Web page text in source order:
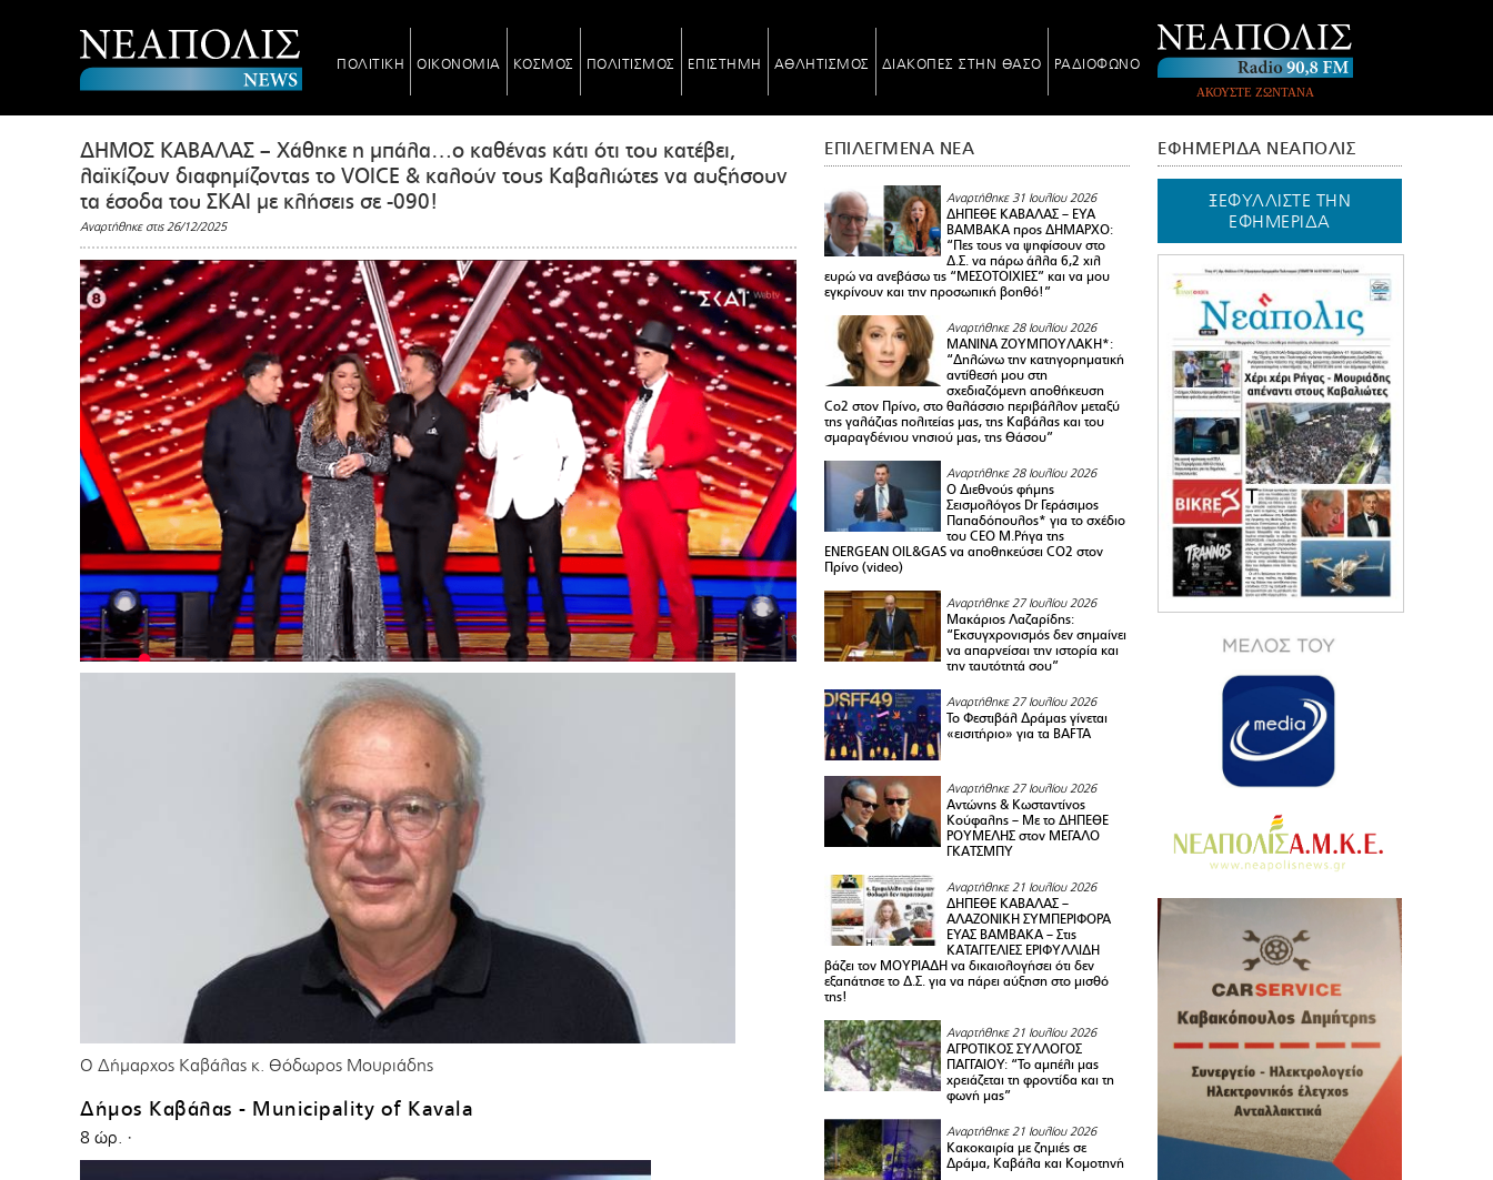
ΠΟΛΙΤΙΚΗ ΟΙΚΟΝΟΜΙΑ ΚΟΣΜΟΣ ΠΟΛΙΤΙΣΜΟΣ ΕΠΙΣΤΗΜΗ ΑΘΛΗΤΙΣΜΟΣ ΔΙΑΚΟΠΕΣ ΣΤΗΝ ΘΑΣΟ ΡΑΔΙΟΦΩΝΟ
ΑΚΟΥΣΤΕ ΖΩΝΤΑΝΑ
ΔΗΜΟΣ ΚΑΒΑΛΑΣ – Χάθηκε η μπάλα…ο καθένας κάτι ότι του κατέβει,
λαϊκίζουν διαφημίζοντας το VOICE & καλούν τους Καβαλιώτες να αυξήσουν
τα έσοδα του ΣΚΑΙ με κλήσεις σε -090!
Αναρτήθηκε στις 26/12/2025
Ο Δήμαρχος Καβάλας κ. Θόδωρος Μουριάδης
Δήμος Καβάλας - Municipality of Kavala
8 ώρ. ·
ΕΠΙΛΕΓΜΕΝΑ ΝΕΑ
Αναρτήθηκε 31 Ιουλίου 2026
ΔΗΠΕΘΕ ΚΑΒΑΛΑΣ – ΕΥΑ
ΒΑΜΒΑΚΑ προς ΔΗΜΑΡΧΟ:
“Πες τους να ψηφίσουν στο
Δ.Σ. να πάρω άλλα 6,2 χιλ
ευρώ να ανεβάσω τις “ΜΕΣΟΤΟΙΧΙΕΣ” και να μου
εγκρίνουν και την προσωπική βοηθό!”
Αναρτήθηκε 28 Ιουλίου 2026
ΜΑΝΙΝΑ ΖΟΥΜΠΟΥΛΑΚΗ*:
“Δηλώνω την κατηγορηματική
αντίθεσή μου στη
σχεδιαζόμενη αποθήκευση
Co2 στον Πρίνο, στο θαλάσσιο περιβάλλον μεταξύ
της γαλάζιας πολιτείας μας, της Καβάλας και του
σμαραγδένιου νησιού μας, της Θάσου”
Αναρτήθηκε 28 Ιουλίου 2026
Ο Διεθνούς φήμης
Σεισμολόγος Dr Γεράσιμος
Παπαδόπουλος* για το σχέδιο
του CEO M.Ρήγα της
ENERGEAN OIL&GAS να αποθηκεύσει CO2 στον
Πρίνο (video)
Αναρτήθηκε 27 Ιουλίου 2026
Μακάριος Λαζαρίδης:
“Εκσυγχρονισμός δεν σημαίνει
να απαρνείσαι την ιστορία και
την ταυτότητά σου”
Αναρτήθηκε 27 Ιουλίου 2026
Το Φεστιβάλ Δράμας γίνεται
«εισιτήριο» για τα BAFTA
Αναρτήθηκε 27 Ιουλίου 2026
Αντώνης & Κωσταντίνος
Κούφαλης – Με το ΔΗΠΕΘΕ
ΡΟΥΜΕΛΗΣ στον ΜΕΓΑΛΟ
ΓΚΑΤΣΜΠΥ
Αναρτήθηκε 21 Ιουλίου 2026
ΔΗΠΕΘΕ ΚΑΒΑΛΑΣ –
ΑΛΑΖΟΝΙΚΗ ΣΥΜΠΕΡΙΦΟΡΑ
ΕΥΑΣ ΒΑΜΒΑΚΑ – Στις
ΚΑΤΑΓΓΕΛΙΕΣ ΕΡΙΦΥΛΛΙΔΗ
βάζει τον ΜΟΥΡΙΑΔΗ να δικαιολογήσει ότι δεν
εξαπάτησε το Δ.Σ. για να πάρει αύξηση στο μισθό
της!
Αναρτήθηκε 21 Ιουλίου 2026
ΑΓΡΟΤΙΚΟΣ ΣΥΛΛΟΓΟΣ
ΠΑΓΓΑΙΟY: “Το αμπέλι μας
χρειάζεται τη φροντίδα και τη
φωνή μας”
Αναρτήθηκε 21 Ιουλίου 2026
Κακοκαιρία με ζημιές σε
Δράμα, Καβάλα και Κομοτηνή
ΕΦΗΜΕΡΙΔΑ ΝΕΑΠΟΛΙΣ
ΞΕΦΥΛΛΙΣΤΕ ΤΗΝ
ΕΦΗΜΕΡΙΔΑ